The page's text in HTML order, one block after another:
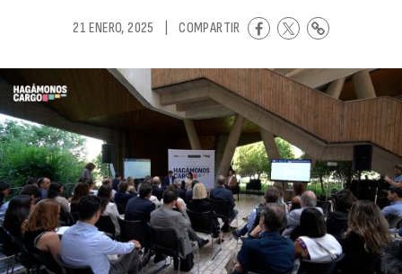
21 ENERO, 2025 COMPARTIR